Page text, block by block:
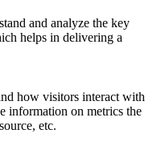
and analyze the key
helps in delivering a
how visitors interact with
information on metrics the
etc.